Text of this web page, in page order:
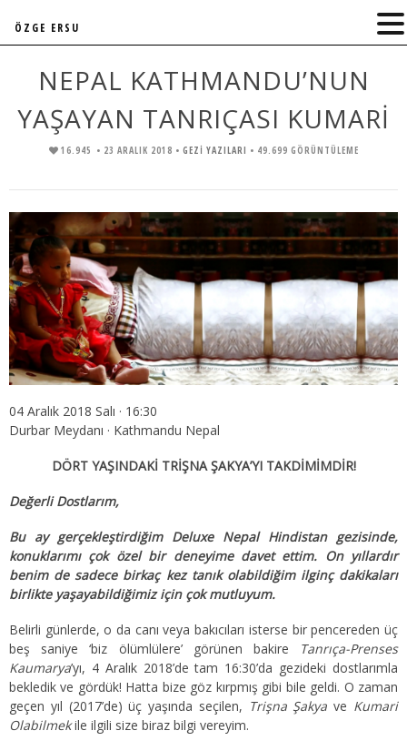
NEPAL KATHMANDU’NUN
YAŞAYAN TANRIÇASI KUMARİ
16.945 • 23 ARALIK 2018 • GEZİ YAZILARI • 49.699 GÖRÜNTÜLEME
04 Aralık 2018 Salı · 16:30
Durbar Meydanı · Kathmandu Nepal
DÖRT YAŞINDAKİ TRİŞNA ŞAKYA’YI TAKDİMİMDİR!
Değerli Dostlarım,
Bu ay gerçekleştirdiğim Deluxe Nepal Hindistan gezisinde,
konuklarımı çok özel bir deneyime davet ettim. On yıllardır
benim de sadece birkaç kez tanık olabildiğim ilginç dakikaları
birlikte yaşayabildiğimiz için çok mutluyum.
Belirli günlerde, o da canı veya bakıcıları isterse bir pencereden üç
beş saniye ‘biz ölümlülere’ görünen bakire
Tanrıça-Prenses
Kaumarya’yı, 4 Aralık 2018’de tam 16:30’da gezideki dostlarımla
bekledik ve gördük! Hatta bize göz kırpmış gibi bile geldi. O zaman
geçen yıl (2017’de) üç yaşında seçilen, Trişna Şakya ve Kumari
Olabilmekile ilgili size biraz bilgi vereyim.
ÖZGE ERSU